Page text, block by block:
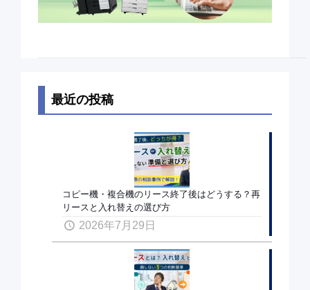
最近の投稿
コピー機・複合機のリース終了後はどうする？再
リースと入れ替えの選び方
2026年7月29日